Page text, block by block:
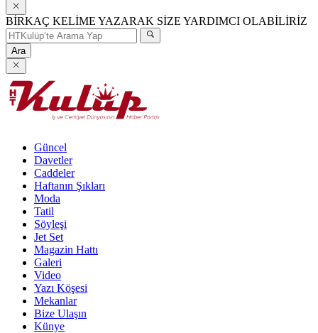
BİRKAÇ KELİME YAZARAK SİZE YARDIMCI OLABİLİRİZ
Ara
Güncel
Davetler
Caddeler
Haftanın Şıkları
Moda
Tatil
Söyleşi
Jet Set
Magazin Hattı
Galeri
Video
Yazı Köşesi
Mekanlar
Bize Ulaşın
Künye